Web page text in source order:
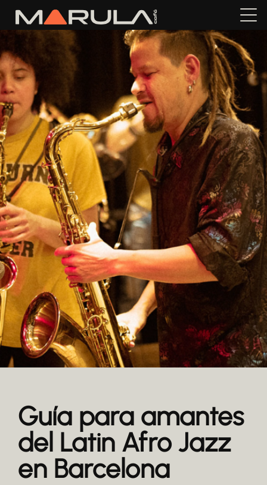
Guía para amantes
del Latin Afro Jazz
en Barcelona